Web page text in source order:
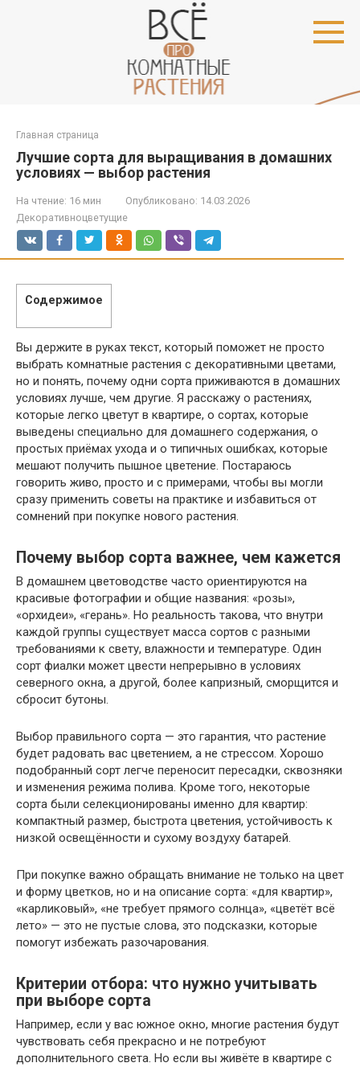
Главная страница
Лучшие сорта для выращивания в домашних
условиях — выбор растения
На чтение: 16 мин Опубликовано: 14.03.2026
Декоративноцветущие
Содержимое
Вы держите в руках текст, который поможет не просто
выбрать комнатные растения с декоративными цветами,
но и понять, почему одни сорта приживаются в домашних
условиях лучше, чем другие. Я расскажу о растениях,
которые легко цветут в квартире, о сортах, которые
выведены специально для домашнего содержания, о
простых приёмах ухода и о типичных ошибках, которые
мешают получить пышное цветение. Постараюсь
говорить живо, просто и с примерами, чтобы вы могли
сразу применить советы на практике и избавиться от
сомнений при покупке нового растения.
Почему выбор сорта важнее, чем кажется
В домашнем цветоводстве часто ориентируются на
красивые фотографии и общие названия: «розы»,
«орхидеи», «герань». Но реальность такова, что внутри
каждой группы существует масса сортов с разными
требованиями к свету, влажности и температуре. Один
сорт фиалки может цвести непрерывно в условиях
северного окна, а другой, более капризный, сморщится и
сбросит бутоны.
Выбор правильного сорта — это гарантия, что растение
будет радовать вас цветением, а не стрессом. Хорошо
подобранный сорт легче переносит пересадки, сквозняки
и изменения режима полива. Кроме того, некоторые
сорта были селекционированы именно для квартир:
компактный размер, быстрота цветения, устойчивость к
низкой освещённости и сухому воздуху батарей.
При покупке важно обращать внимание не только на цвет
и форму цветков, но и на описание сорта: «для квартир»,
«карликовый», «не требует прямого солнца», «цветёт всё
лето» — это не пустые слова, это подсказки, которые
помогут избежать разочарования.
Критерии отбора: что нужно учитывать
при выборе сорта
Например, если у вас южное окно, многие растения будут
чувствовать себя прекрасно и не потребуют
дополнительного света. Но если вы живёте в квартире с